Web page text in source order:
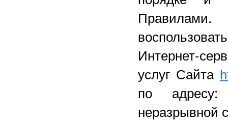
Интернет-
услуг Сайта
по
неразрывной